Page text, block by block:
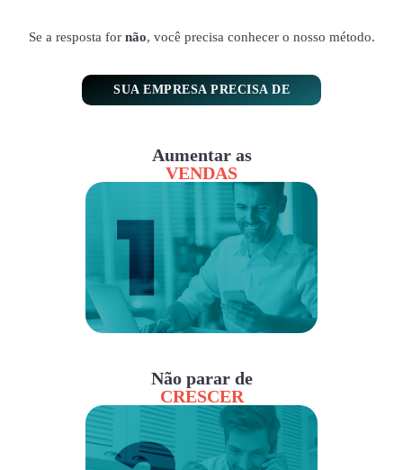
Se a resposta for não, você precisa conhecer o nosso método.
SUA EMPRESA PRECISA DE
Aumentar as
VENDAS
Não parar de
CRESCER